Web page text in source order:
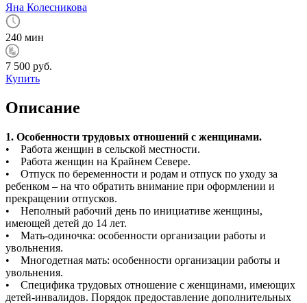
Яна Колесникова
240 мин
7 500 руб.
Купить
Описание
1. Особенности трудовых отношений с женщинами.
• Работа женщин в сельской местности.
• Работа женщин на Крайнем Севере.
• Отпуск по беременности и родам и отпуск по уходу за
ребенком – на что обратить внимание при оформлении и
прекращении отпусков.
• Неполный рабочий день по инициативе женщины,
имеющей детей до 14 лет.
• Мать-одиночка: особенности организации работы и
увольнения.
• Многодетная мать: особенности организации работы и
увольнения.
• Специфика трудовых отношение с женщинами, имеющих
детей-инвалидов. Порядок предоставление дополнительных